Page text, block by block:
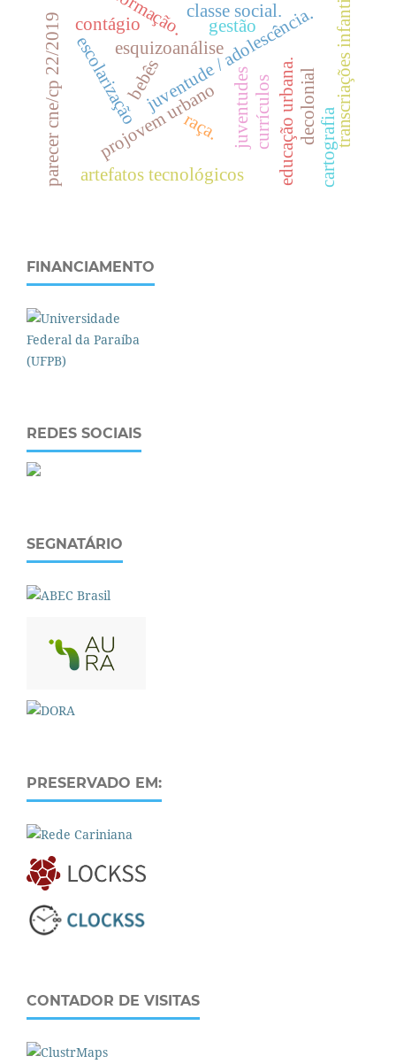
currículos
projovem urbano
juventude / adolescência.
e
d
u
c
a
ç
ã
o
u
r
b
a
n
a
.
classe social.
raça.
gestão
juventudes
escolarização
artefatos tecnológicos
esquizoanálise
formação.
decolonial
parecer cne/cp 22/2019 bebês
contágio
cartografiatranscriações infantis
FINANCIAMENTO
REDES SOCIAIS
SEGNATÁRIO
PRESERVADO EM:
CONTADOR DE VISITAS